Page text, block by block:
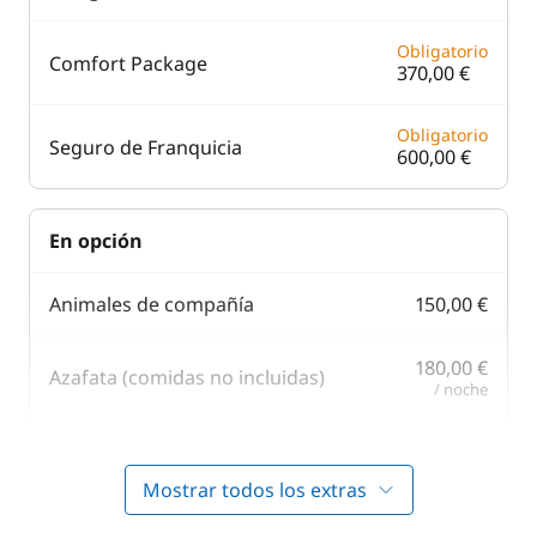
Comfort Package Obligatorio
370,00 €
Seguro de Franquicia Obligatorio
600,00 €
En opción
Animales de compañía 150,00 €
Azafata (comidas no incluidas) 180,00 €
/ noche
Barbacoa
Mostrar todos los extras